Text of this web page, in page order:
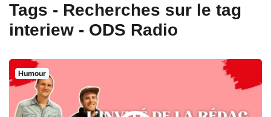
Tags - Recherches sur le tag
interiew - ODS Radio
Humour